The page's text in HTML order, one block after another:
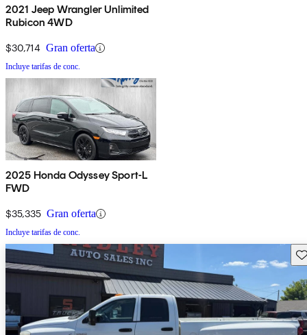
2021 Jeep Wrangler Unlimited
Rubicon 4WD
$30,714 Gran oferta
Incluye tarifas de conc.
2025 Honda Odyssey Sport-L
FWD
$35,335 Gran oferta
Incluye tarifas de conc.